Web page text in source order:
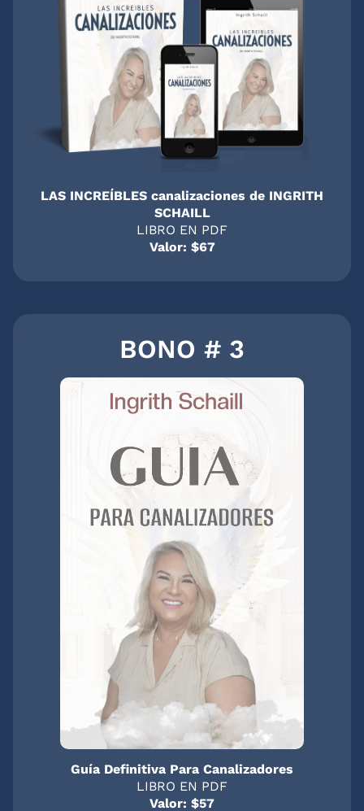
LAS INCREÍBLES canalizaciones de INGRITH
SCHAILL
LIBRO EN PDF
Valor: $67
BONO # 3
Guía Definitiva Para Canalizadores
LIBRO EN PDF
Valor: $57